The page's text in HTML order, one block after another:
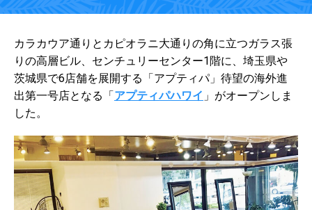
カラカウア通りとカピオラニ大通りの角に立つガラス張
りの高層ビル、センチュリーセンター1階に、埼玉県や
茨城県で6店舗を展開する「アプティパ」待望の海外進
出第一号店となる「アプティパハワイ 」がオープンしま
した。